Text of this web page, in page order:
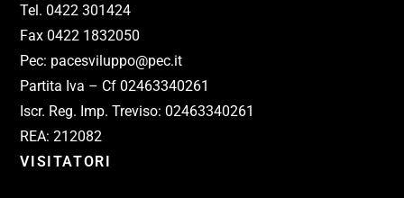
Tel. 0422 301424
Fax 0422 1832050
Pec: pacesviluppo@pec.it
Partita Iva – Cf 02463340261
Iscr. Reg. Imp. Treviso: 02463340261
REA: 212082
VISITATORI